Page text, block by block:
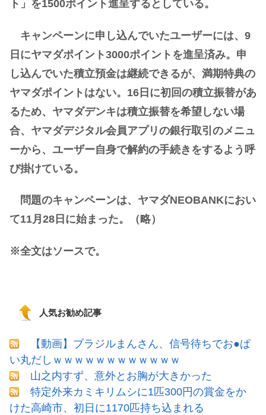
ト」を1500ポイント進呈するとしている。
キャンペーンに申し込んでいたユーザーには、9
日にヤマダポイント3000ポイントを進呈済み。申
し込んでいた積立預金は継続できるが、満期特典の
ヤマダポイントはない。16日に初回の積立振替があ
るため、ヤマダデンキは積立振替を希望しない場
合、ヤマダデジタル会員アプリの銀行取引のメニュ
ーから、ユーザー自身で解約の手続きをするよう呼
び掛けている。
問題のキャンペーンは、ヤマダNEOBANKにおい
て11月28日に始まった。（略）
※全文はソースで。
人気お勧め記事
【動画】ブラジルまんさん、信号待ちでお●ぱ
い丸だしｗｗｗｗｗｗｗｗｗｗｗｗ
山之内すず、意外とお胸が大きかった
特定外来カミキリムシに1匹300円の賞金をか
けた高崎市、初日に1170匹持ち込まれる